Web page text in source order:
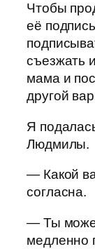
Чтобы
её
съезжать
мама и
другой
Я
Людмилы.
— Какой
согласна.
— Ты
медленно